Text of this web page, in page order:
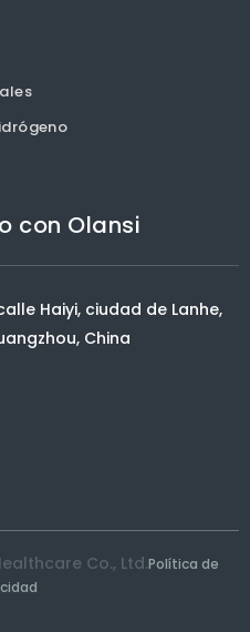
con Olansi
calle Haiyi, ciudad de Lanhe,
China
Co., Ltd.Política de